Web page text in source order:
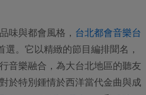
味與都會風格， 台北都會音樂台
選。它以精緻的節目編排聞名，
音樂融合，為大台北地區的聽友
於特別鍾情於西洋當代金曲與成